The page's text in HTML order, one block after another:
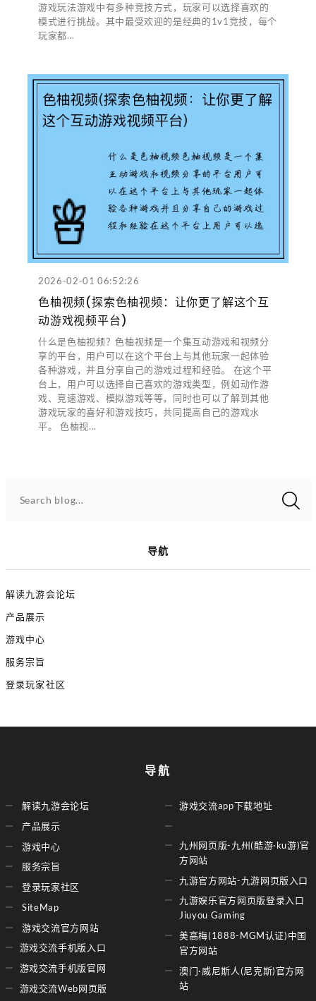
游戏玩法游戏中有多种竞技方式，玩家可以选择喜欢的
模式进行挑战。其中最受欢迎的是经典的1v1竞技，每个
玩家都...
2026-02-01 06:52:26
色柚视频(探索色柚视频：让你更了解这个互
动游戏视频平台)
什么是色柚视频？色柚视频是一个集互动游戏和视频分
享的平台，用户可以在这个平台上与其他玩家一起体验
各种游戏，并且分享自己的游戏过程和经验。 在这个平
台上，用户可以选择自己喜欢的游戏类型，例如动作游
戏、竞速游戏、模拟游戏等等，同时也可以了解到其他
游戏玩家的喜好和游戏技巧，共同提高自己的游戏水
平。 色柚视...
Search blog...
导航
解读九游会论坛
产品展示
游戏中心
服务宗旨
登录玩家社区
导航
解读九游会论坛
产品展示
游戏中心
服务宗旨
登录玩家社区
SiteMap
游戏交流官方网站
游戏交流手机版入口
游戏交流手机版官网
游戏交流Web网页版
游戏交流app下载地址
九州网页版-九州(酷游·ku游)官
方网站
九游官方网站-九游网页版入口
九游娱乐官方网页版登录入口
Jiuyou Gaming
美高梅(1888-MGM认证)中国
官方网站
澳门·威尼斯人(尼克斯)官方网
站